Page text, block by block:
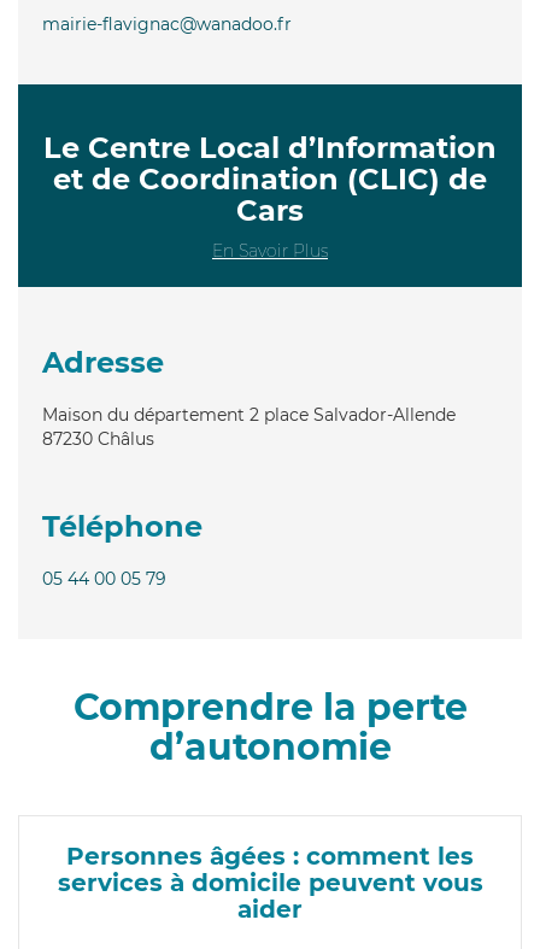
mairie-flavignac@wanadoo.fr
Le Centre Local d’Information
et de Coordination (CLIC) de
Cars
En Savoir Plus
Adresse
Maison du département 2 place Salvador-Allende
87230 Châlus
Téléphone
05 44 00 05 79
Comprendre la perte
d’autonomie
Personnes âgées : comment les
services à domicile peuvent vous
aider